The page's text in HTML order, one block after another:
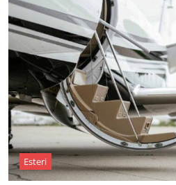
Esteri